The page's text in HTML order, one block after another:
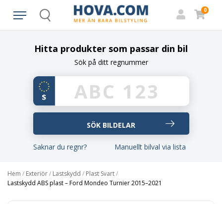
Search
0
Hitta produkter som passar din bil
Sök på ditt regnummer
Saknar du regnr? Manuellt bilval via lista
Hem / Exteriör/ Lastskydd / Plast Svart/
Lastskydd ABS plast – Ford Mondeo Turnier 2015–2021